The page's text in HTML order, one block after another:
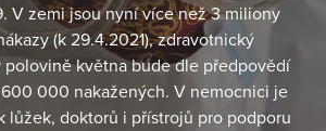
V zemi jsou nyní více než 3 miliony
(k 29.4.2021), zdravotnický
polovině května bude dle předpovědí
000 nakažených. V nemocnici je
lůžek, doktorů i přístrojů pro podporu